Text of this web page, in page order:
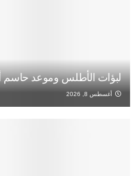
لبؤات الأطلس وموعد حاسم
أغسطس 8, 2026